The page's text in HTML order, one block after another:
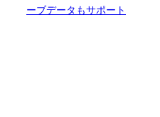
ーブデータもサポート